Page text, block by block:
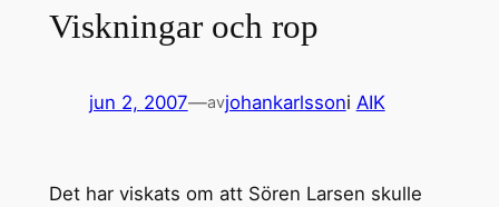
Viskningar och rop
jun 2, 2007—avjohankarlssoni AIK
Det har viskats om att Sören Larsen skulle